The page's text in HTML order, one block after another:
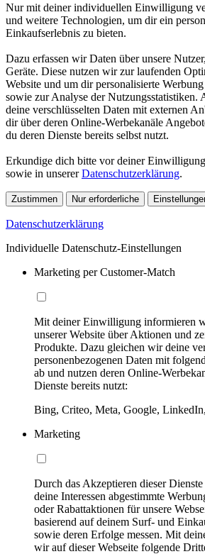
Nur mit deiner individuellen Einwilligung
und weitere Technologien, um dir ein
Einkaufserlebnis zu bieten.
Dazu erfassen wir Daten über unsere
Geräte. Diese nutzen wir zur laufenden
Website und um dir personalisierte
sowie zur Analyse der Nutzungsstatistiken.
deine verschlüsselten Daten mit externen
dir über deren Online-Werbekanäle
du deren Dienste bereits selbst nutzt.
Erkundige dich bitte vor deiner
sowie in unsererDatenschutzerklärung.
Zustimmen Nur erforderliche
Datenschutzerklärung
Individuelle Datenschutz-Einstellungen
Marketing per Customer-Match
Mit deiner Einwilligung informieren
unserer Website über Aktionen und
Produkte. Dazu gleichen wir deine
personenbezogenen Daten mit
ab und nutzen deren Online-
Dienste bereits nutzt:
Bing, Criteo, Meta, Google,
Marketing
Durch das Akzeptieren dieser
deine Interessen abgestimmte
oder Rabattaktionen für unsere
basierend auf deinem Surf- und
sowie deren Erfolge messen. Mit
wir auf dieser Webseite folgende